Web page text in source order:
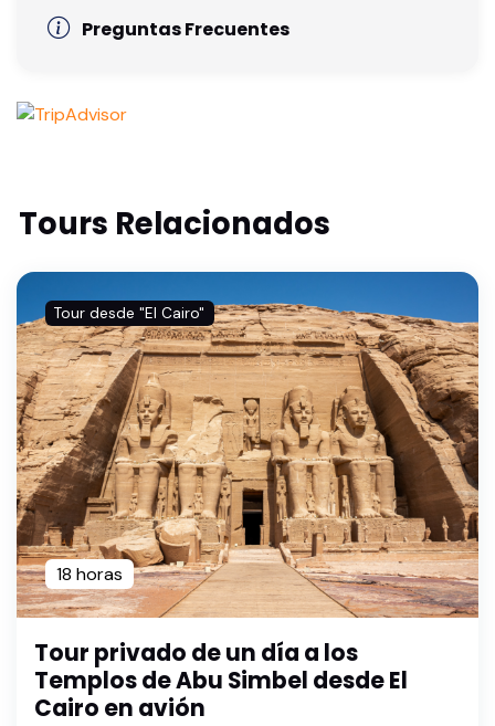
Preguntas Frecuentes
Tours Relacionados
Tour desde "El Cairo"
18 horas
Tour privado de un día a los
Templos de Abu Simbel desde El
Cairo en avión